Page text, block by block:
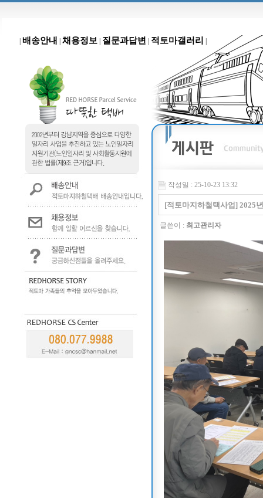
배송안내 채용정보 질문과답변 적토마갤러리
작성일 : 25-10-23 13:32
[적토마지하철택사업] 2025
글쓴이 : 최고관리자